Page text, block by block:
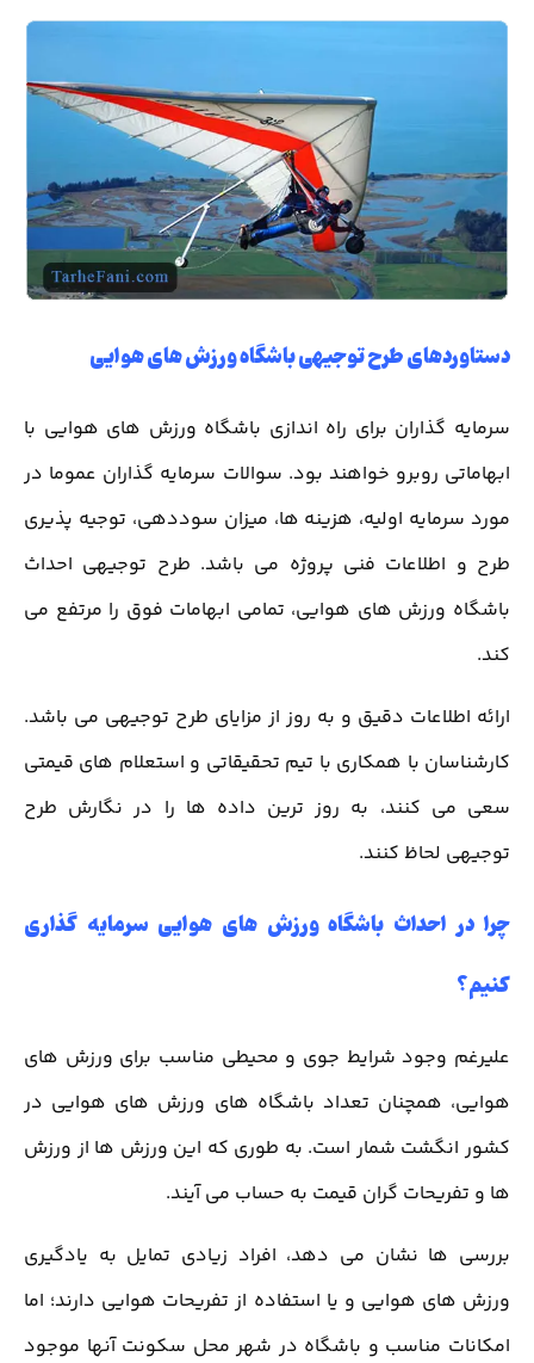
دستاوردهای طرح توجیهی باشگاه ورزش های هوایی
سرمایه گذاران برای راه اندازی باشگاه ورزش های هوایی با
ابهاماتی روبرو خواهند بود. سوالات سرمایه گذاران عموما در
مورد سرمایه اولیه، هزینه ها، میزان سوددهی، توجیه پذیری
طرح و اطلاعات فنی پروژه می باشد. طرح توجیهی احداث
باشگاه ورزش های هوایی، تمامی ابهامات فوق را مرتفع می
کند.
ارائه اطلاعات دقیق و به روز از مزایای طرح توجیهی می باشد.
کارشناسان با همکاری با تیم تحقیقاتی و استعلام های قیمتی
سعی می کنند، به روز ترین داده ها را در نگارش طرح
توجیهی لحاظ کنند.
چرا در احداث باشگاه ورزش های هوایی سرمایه گذاری
کنیم؟
علیرغم وجود شرایط جوی و محیطی مناسب برای ورزش های
هوایی، همچنان تعداد باشگاه های ورزش های هوایی در
کشور انگشت شمار است. به طوری که این ورزش ها از ورزش
ها و تفریحات گران قیمت به حساب می آیند.
بررسی ها نشان می دهد، افراد زیادی تمایل به یادگیری
ورزش های هوایی و یا استفاده از تفریحات هوایی دارند؛ اما
امکانات مناسب و باشگاه در شهر محل سکونت آنها موجود